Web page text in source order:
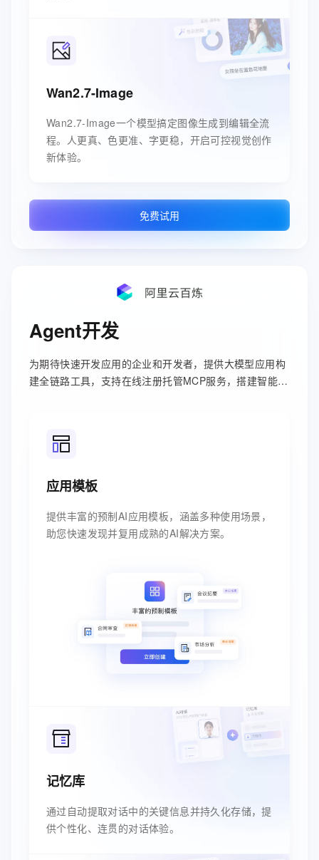
Wan2.7-Image
Wan2.7-Image一个模型搞定图像生成到编辑全流
程。人更真、色更准、字更稳，开启可控视觉创作
新体验。
免费试用
Agent开发
为期待快速开发应用的企业和开发者，提供大模型应用构
建全链路工具，支持在线注册托管MCP服务，搭建智能
应用模板
提供丰富的预制AI应用模板，涵盖多种使用场景，
助您快速发现并复用成熟的AI解决方案。
记忆库
通过自动提取对话中的关键信息并持久化存储，提
供个性化、连贯的对话体验。